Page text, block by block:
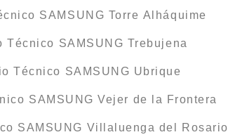
SAMSUNG Torre Alháquime
Técnico SAMSUNG Trebujena
Técnico SAMSUNG Ubrique
SAMSUNG Vejer de la Frontera
SAMSUNG Villaluenga del Rosario